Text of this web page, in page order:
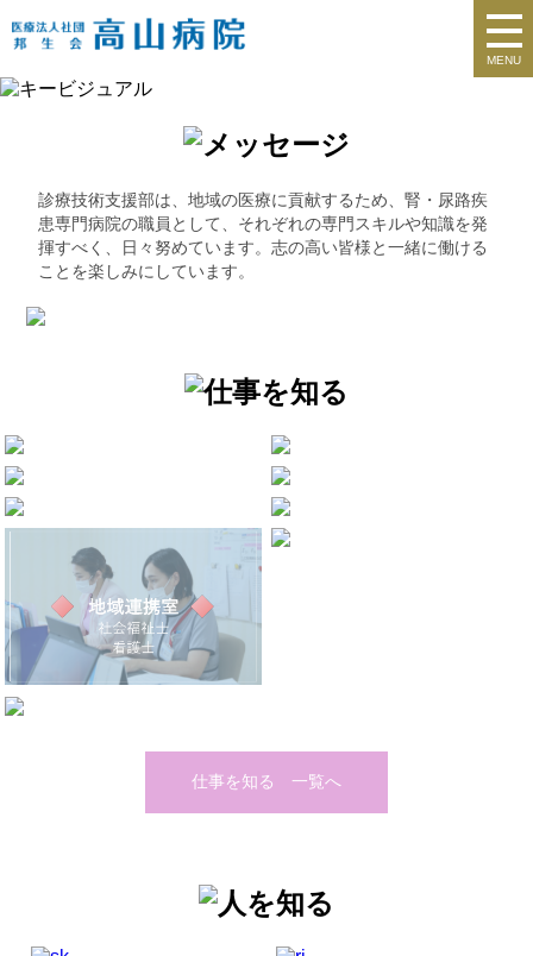
MENU
診療技術支援部は、地域の医療に貢献するため、腎・尿路疾
患専門病院の職員として、それぞれの専門スキルや知識を発
揮すべく、日々努めています。志の高い皆様と一緒に働ける
ことを楽しみにしています。
仕事を知る 一覧へ